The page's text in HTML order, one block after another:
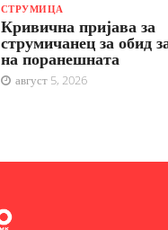
СТРУМИЦА
Кривична пријава за
струмичанец за обид
на поранешната
август 5, 2026